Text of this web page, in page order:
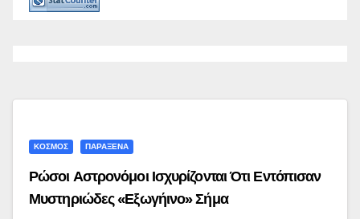
ΚΟΣΜΟΣ ΠΑΡΑΞΕΝΑ
Ρώσοι Αστρονόμοι Ισχυρίζονται Ότι Εντόπισαν
Μυστηριώδες «εξωγήινο» Σήμα